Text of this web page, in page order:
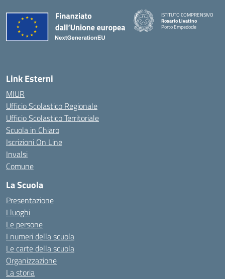
ISTITUTO COMPRENSIVO
Rosario Livatino
Porto Empedocle
Link Esterni
MIUR
Ufficio Scolastico Regionale
Ufficio Scolastico Territoriale
Scuola in Chiaro
Iscrizioni On Line
Invalsi
Comune
La Scuola
Presentazione
I luoghi
Le persone
I numeri della scuola
Le carte della scuola
Organizzazione
La storia